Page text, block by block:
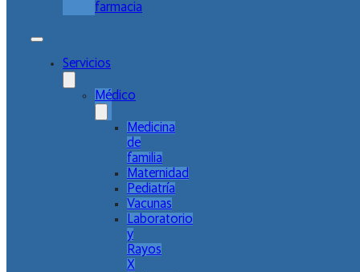
farmacia
Servicios
Médico
Medicina
de
familia
Maternidad
Pediatría
Vacunas
Laboratorio
y
Rayos
X